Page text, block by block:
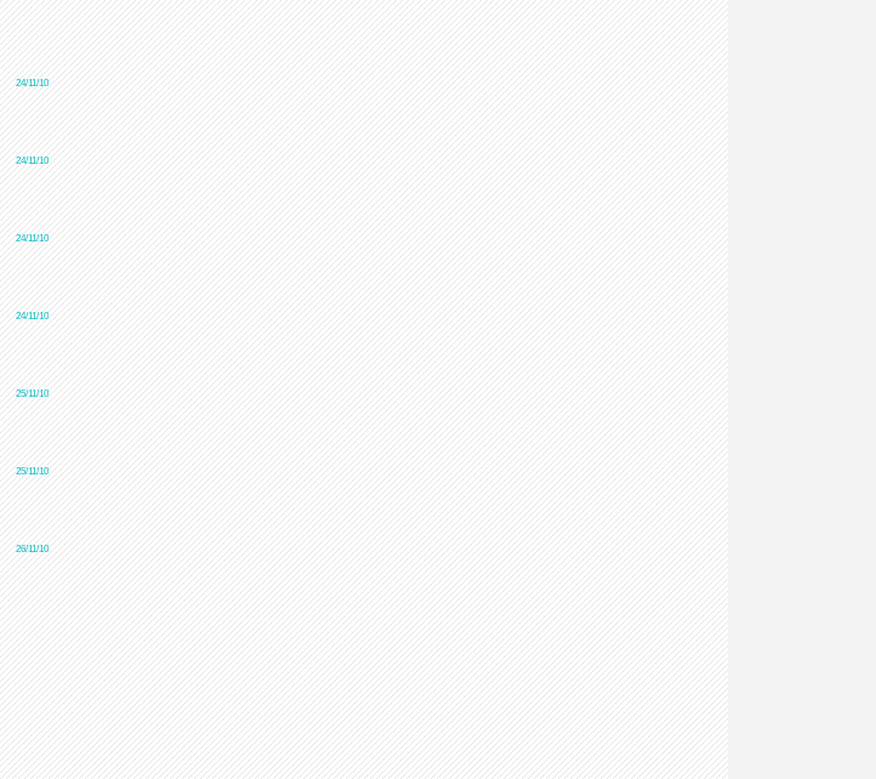
24/11/10
24/11/10
24/11/10
24/11/10
25/11/10
25/11/10
26/11/10